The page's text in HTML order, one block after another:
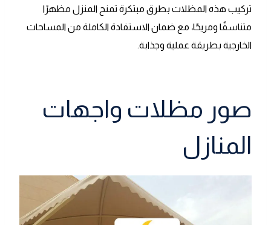
تركيب هذه المظلات بطرق مبتكرة تمنح المنزل مظهرًا
متناسقًا ومريحًا، مع ضمان الاستفادة الكاملة من المساحات
الخارجية بطريقة عملية وجذابة.
صور مظلات واجهات
المنازل